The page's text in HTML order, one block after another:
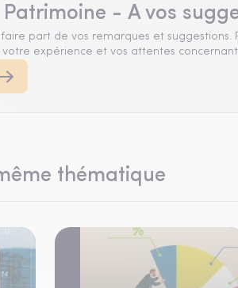
- A vos
part de vos remarques et suggestions.
expérience et vos attentes
thématique